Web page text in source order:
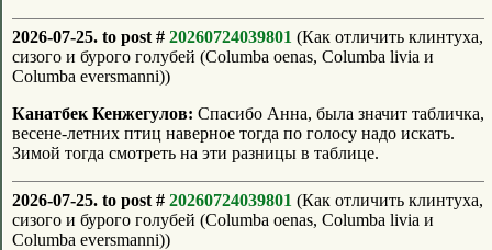
2026-07-25. to post # 20260724039801 (Как отличить клинтуха,
сизого и бурого голубей (Columba oenas, Columba livia и
Columba eversmanni))
Канатбек Кенжегулов: Спасибо Анна, была значит табличка,
весене-летних птиц наверное тогда по голосу надо искать.
Зимой тогда смотреть на эти разницы в таблице.
2026-07-25. to post # 20260724039801 (Как отличить клинтуха,
сизого и бурого голубей (Columba oenas, Columba livia и
Columba eversmanni))